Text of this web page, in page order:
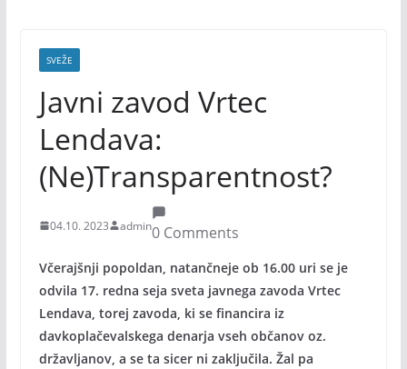
SVEŽE
Javni zavod Vrtec
Lendava:
(Ne)Transparentnost?
04.10. 2023 admin0 Comments
Včerajšnji popoldan, natančneje ob 16.00 uri se je
odvila 17. redna seja sveta javnega zavoda Vrtec
Lendava, torej zavoda, ki se financira iz
davkoplačevalskega denarja vseh občanov oz.
državljanov, a se ta sicer ni zaključila. Žal pa